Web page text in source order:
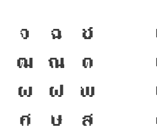
จ ฉ
ช
ฒ ณ
ด
ผ ฝ
พ
ศ ษ
ส